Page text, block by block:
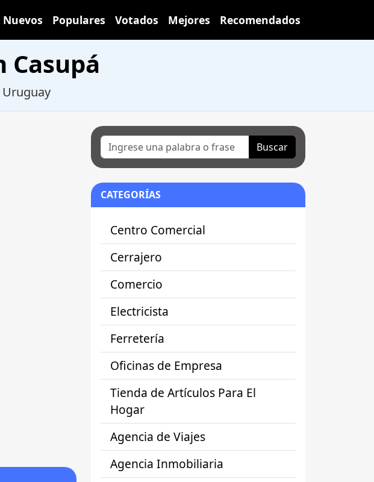
Nuevos Populares Votados Mejores Recomendados
Casupá
Uruguay
Buscar
CATEGORÍAS
Centro Comercial
Cerrajero
Comercio
Electricista
Ferretería
Oficinas de Empresa
Tienda de Artículos Para El
Hogar
Agencia de Viajes
Agencia Inmobiliaria